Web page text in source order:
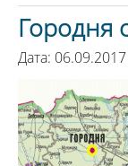
Городня
Дата: